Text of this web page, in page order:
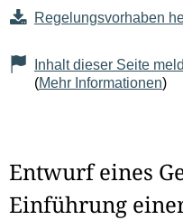
Regelungsvorhaben
Inhalt dieser Seite
(Mehr Informationen)
Entwurf eines
Einführung